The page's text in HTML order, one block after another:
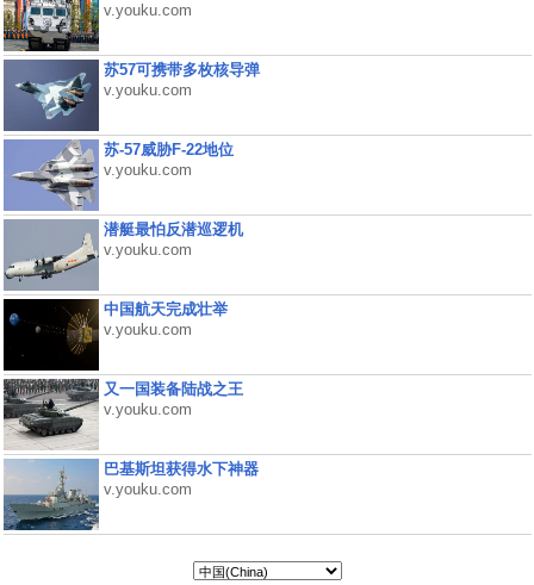
v.youku.com
苏57可携带多枚核导弹
v.youku.com
苏-57威胁F-22地位
v.youku.com
潜艇最怕反潜巡逻机
v.youku.com
中国航天完成壮举
v.youku.com
又一国装备陆战之王
v.youku.com
巴基斯坦获得水下神器
v.youku.com